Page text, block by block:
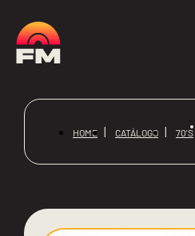
HOME CATÁLOGO 70'S